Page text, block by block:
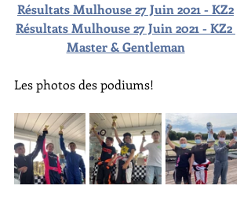
Résultats Mulhouse 27 Juin 2021 - KZ2
Résultats Mulhouse 27 Juin 2021 - KZ2
Master & Gentleman
Les photos des podiums!